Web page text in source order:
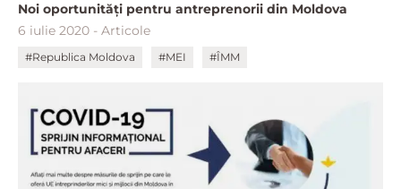
Noi oportunităţi pentru antreprenorii din Moldova
6 iulie 2020 - Articole
#Republica Moldova #MEI #ÎMM